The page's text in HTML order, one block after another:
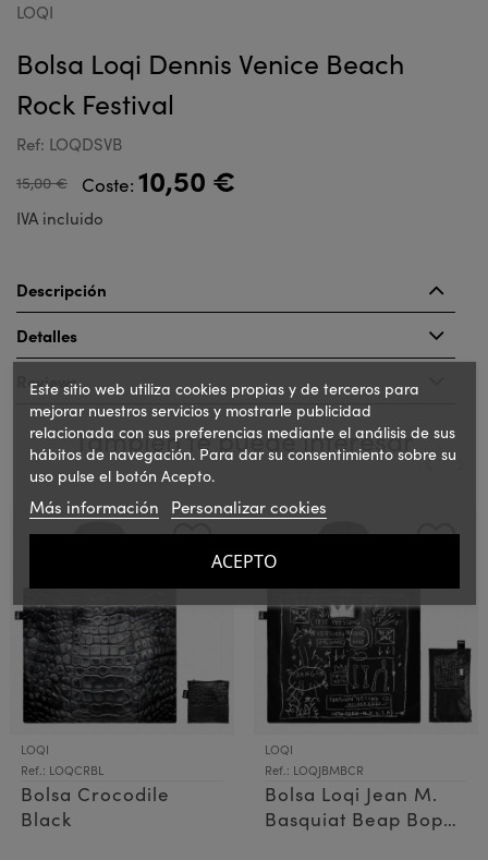
LOQI
Bolsa Loqi Dennis Venice Beach
Rock Festival
Ref: LOQDSVB
15,00 € Coste: 10,50 €
IVA incluido
Descripción
Detalles
Reviews
También te puede interesar
LOQI
Ref.: LOQCRBL
Bolsa Crocodile
Black
LOQI
Ref.: LOQJBMBCR
Bolsa Loqi Jean M.
Basquiat Beap Bop
Este sitio web utiliza cookies propias y de terceros para
mejorar nuestros servicios y mostrarle publicidad
relacionada con sus preferencias mediante el análisis de sus
hábitos de navegación. Para dar su consentimiento sobre su
uso pulse el botón Acepto.
Más información Personalizar cookies
ACEPTO